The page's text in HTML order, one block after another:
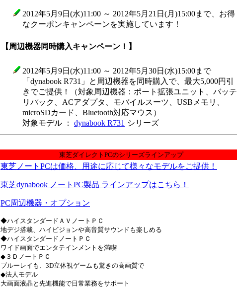
2012年5月9日(水)11:00 ～ 2012年5月21日(月)15:00まで、お得
なクーポンキャンペーンを実施しています！
【周辺機器同時購入キャンペーン！】
2012年5月9日(水)11:00 ～ 2012年5月30日(水)15:00まで
「dynabook R731」と周辺機器を同時購入で、最大5,000円引
きでご提供！（対象周辺機器：ポート拡張ユニット、バッテ
リパック、ACアダプタ、モバイルスーツ、USBメモリ、
microSDカード、Bluetooth対応マウス）
対象モデル ： dynabook R731 シリーズ
東芝ダイレクトPCのシリーズラインアップ
東芝ノートPCは価格、用途に応じて様々なモデルをご提供！
東芝dynabook ノートPC製品 ラインアップはこちら！
PC周辺機器・オプション
◆ハイスタンダードＡＶノートＰＣ
地デジ搭載、ハイビジョンや高音質サウンドも楽しめる
◆ハイスタンダードノートＰＣ
ワイド画面でエンタテインメントを満喫
◆３ＤノートＰＣ
ブルーレイも、3D立体視ゲームも驚きの高画質で
◆法人モデル
大画面液晶と先進機能で日常業務をサポート